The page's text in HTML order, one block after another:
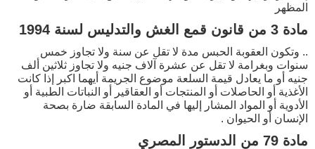
المظهر
مادة 3 من قانون قمع الغش والتدليس لسنة 1994
.. وتكون العقوبة الحبس مدة لا تقل عن سنة ولا تجاوز خمس
سنوات وبغرامة لا تقل عن عشرة آلاف جنيه ولا تجاوز ثلاثين ألف
جنيه أو ما يعادل قيمة السلعة موضوع الجريمة أيهما اكبر إذا كانت
الأغذية أو الحاصلات أو المنتجات أو العقاقير أو النباتات الطبية أو
الأدوية أو المواد المشار إليها في المادة السابقة ضارة بصحة
الإنسان أو الحيوان .
مادة 79 من الدستور المصري